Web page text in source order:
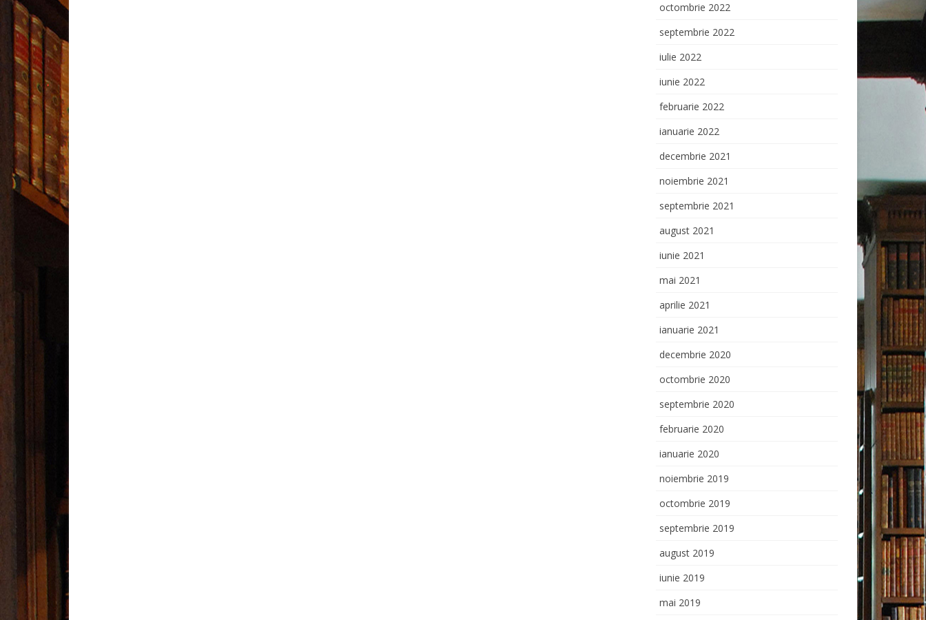
octombrie 2022
septembrie 2022
iulie 2022
iunie 2022
februarie 2022
ianuarie 2022
decembrie 2021
noiembrie 2021
septembrie 2021
august 2021
iunie 2021
mai 2021
aprilie 2021
ianuarie 2021
decembrie 2020
octombrie 2020
septembrie 2020
februarie 2020
ianuarie 2020
noiembrie 2019
octombrie 2019
septembrie 2019
august 2019
iunie 2019
mai 2019